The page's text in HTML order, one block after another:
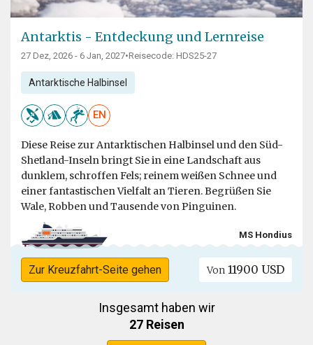
Antarktis - Entdeckung und Lernreise
27 Dez, 2026 - 6 Jan, 2027•Reisecode: HDS25-27
Antarktische Halbinsel
EN
Diese Reise zur Antarktischen Halbinsel und den Süd-
Shetland-Inseln bringt Sie in eine Landschaft aus
dunklem, schroffen Fels; reinem weißen Schnee und
einer fantastischen Vielfalt an Tieren. Begrüßen Sie
Wale, Robben und Tausende von Pinguinen.
MS Hondius
Zur Kreuzfahrt-Seite gehen Von 11900 USD
Insgesamt haben wir
27 Reisen